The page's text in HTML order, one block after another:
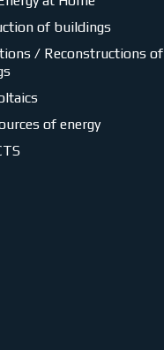
of buildings
/ Reconstructions of
of energy